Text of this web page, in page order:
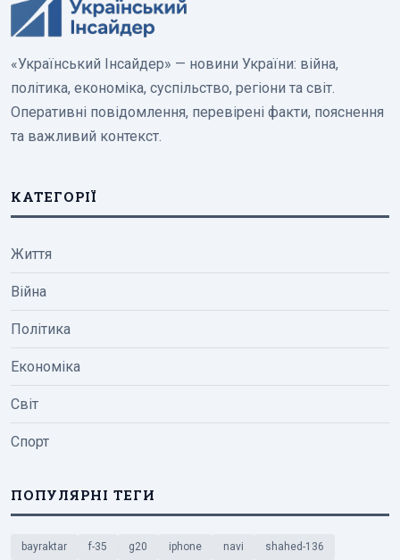
«Український Інсайдер» — новини України: війна,
політика, економіка, суспільство, регіони та світ.
Оперативні повідомлення, перевірені факти, пояснення
та важливий контекст.
КАТЕГОРІЇ
Життя
Війна
Політика
Економіка
Світ
Спорт
ПОПУЛЯРНІ ТЕГИ
bayraktar f-35 g20 iphone navi shahed-136